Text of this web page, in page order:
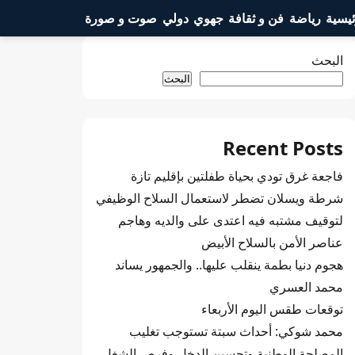
رياضة فن و ثقافة جهوي دولي صوت و صورة
البحث
البحث
Recent Posts
فاجعة غرق تودي بحياة طفلتين بإقليم تازة
شرطة ويسلان تضطر لاستعمال السلاح الوظيفي
لتوقيف مشتبه فيه اعتدى على والديه وهاجم
عناصر الأمن بالسلاح الأبيض
هجوم دنيا بطمة ينقلب عليها.. والجمهور يساند
محمد العسري
توقعات طقس اليوم الأربعاء
محمد شوكي: أحداث سبتة تستوجب تغليب